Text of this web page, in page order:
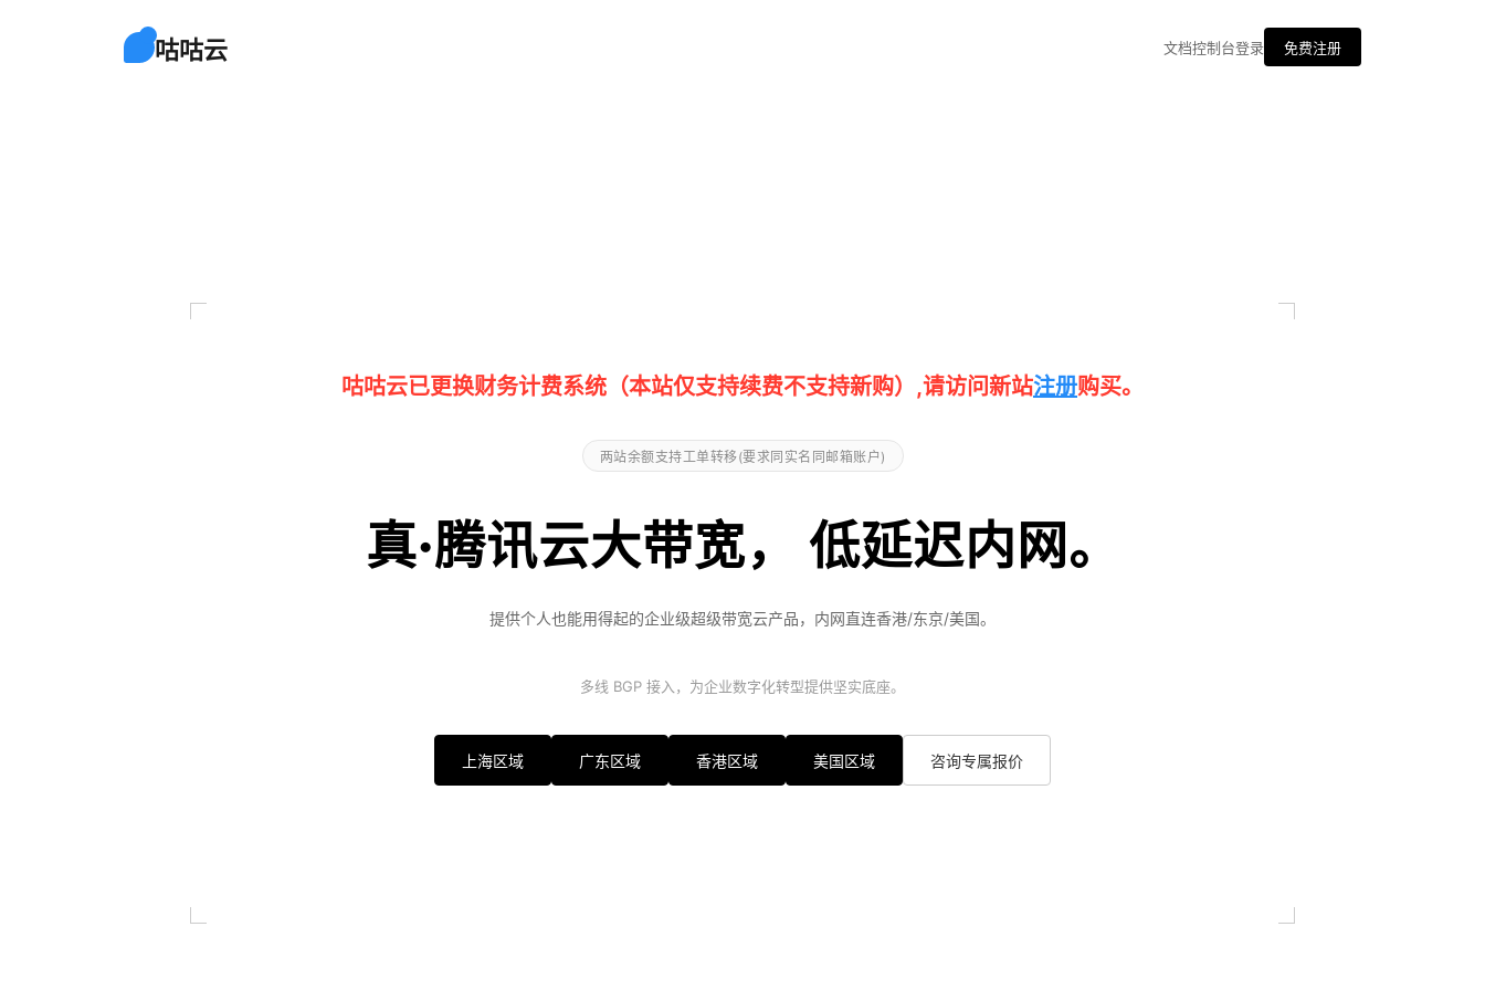
咕咕云 文档控制台登录 免费注册
咕咕云已更换财务计费系统（本站仅支持续费不支持新购）,请访问新站注册购买。
两站余额支持工单转移(要求同实名同邮箱账户)
真·腾讯云大带宽， 低延迟内网。
提供个人也能用得起的企业级超级带宽云产品，内网直连香港/东京/美国。
多线 BGP 接入，为企业数字化转型提供坚实底座。
上海区域 广东区域 香港区域 美国区域 咨询专属报价